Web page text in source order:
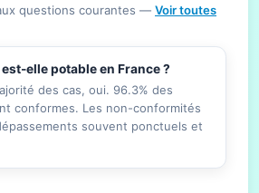
questions courantes — Voir toutes
elle potable en France ?
des cas, oui. 96.3% des
conformes. Les non-conformités
souvent ponctuels et